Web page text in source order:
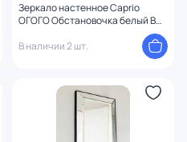
Зеркало настенное Caprio
ОГОГО Обстановочка белый BD-
В наличии 2 шт.